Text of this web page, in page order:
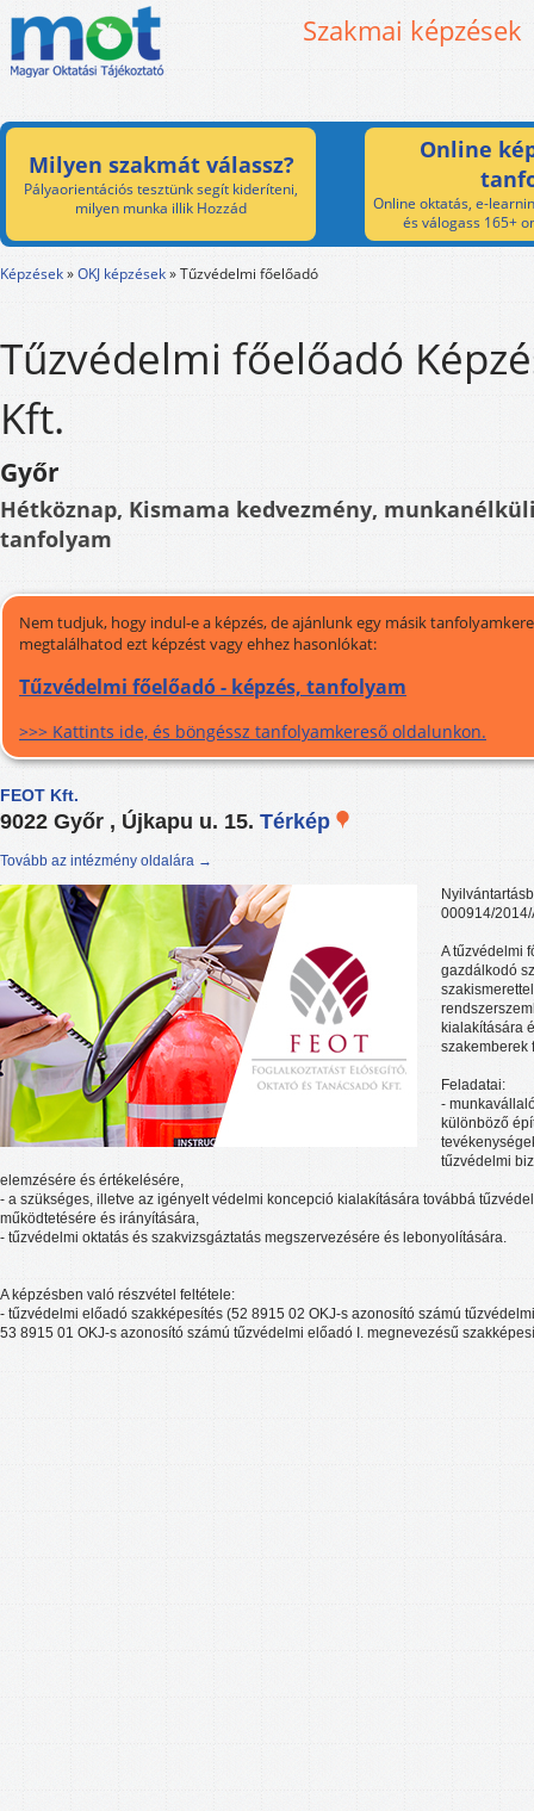
Szakmai képzések
Milyen szakmát válassz?
Pályaorientációs tesztünk segít kideríteni,
milyen munka illik Hozzád
Online
Online oktatás, e-
és válogass 165+
Képzések»OKJ képzések»Tűzvédelmi főelőadó
Tűzvédelmi főelőadó
Kft.
Győr
Hétköznap, Kismama kedvezmény,
tanfolyam
Nem tudjuk, hogy indul-e a képzés, de ajánlunk egy másik
megtalálhatod ezt képzést vagy ehhez hasonlókat:
Tűzvédelmi főelőadó - képzés, tanfolyam
>>> Kattints ide, és böngéssz tanfolyamkereső oldalunkon.
FEOT Kft.
9022 Győr , Újkapu u. 15. Térkép
Tovább az intézmény oldalára →
000914/
A tűzvédelmi
gazdálkodó
kialakítására
szakemberek
Feladatai:
-
különböző
tűzvédelmi
elemzésére és értékelésére,
- a szükséges, illetve az igényelt védelmi koncepció kialakítására továbbá
működtetésére és irányítására,
- tűzvédelmi oktatás és szakvizsgáztatás megszervezésére és lebonyolítására.
A képzésben való részvétel feltétele:
- tűzvédelmi előadó szakképesítés (52 8915 02 OKJ-s azonosító számú
53 8915 01 OKJ-s azonosító számú tűzvédelmi előadó I. megnevezésű